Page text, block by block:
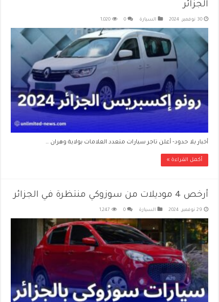
الجزائر
30 نوفمبر، 2024 السيارة 0
1,020
أخبار بلا حدود- أعلن تاجر سيارات متعدد العلامات بولاية وهران …
أكمل القراءة »
أرخص 4 موديلات من سوزوكي منتظرة في الجزائر
29 نوفمبر، 2024 السيارة 0
1,247